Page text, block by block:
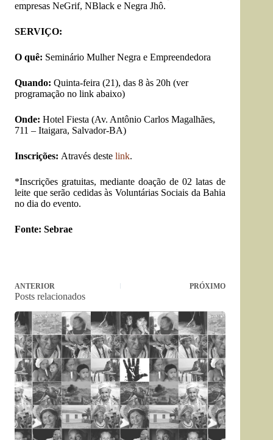
empresas NeGrif, NBlack e Negra Jhô.
SERVIÇO:
O quê: Seminário Mulher Negra e Empreendedora
Quando: Quinta-feira (21), das 8 às 20h (ver
programação no link abaixo)
Onde: Hotel Fiesta (Av. Antônio Carlos Magalhães,
711 – Itaigara, Salvador-BA)
Inscrições: Através deste link.
*Inscrições gratuitas, mediante doação de 02 latas de
leite que serão cedidas às Voluntárias Sociais da Bahia
no dia do evento.
Fonte: Sebrae
ANTERIOR PRÓXIMO
Posts relacionados